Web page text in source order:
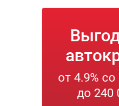
от 4.9%
до 240